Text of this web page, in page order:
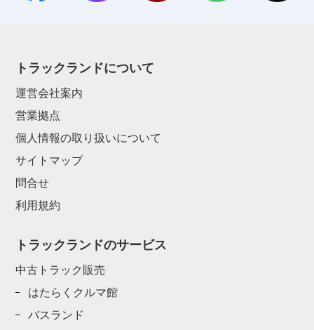
トラックランドについて
運営会社案内
営業拠点
個人情報の取り扱いについて
サイトマップ
問合せ
利用規約
トラックランドのサービス
中古トラック販売
はたらくクルマ館
バスランド